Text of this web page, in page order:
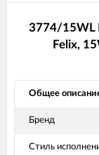
3774/15WL
Felix,
Общее
Бренд
Стиль